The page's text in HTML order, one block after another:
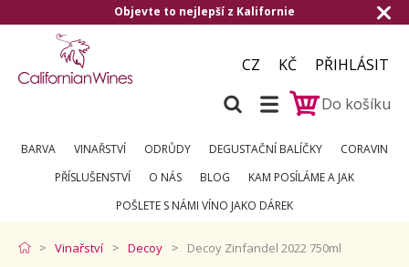
Objevte to nejlepší z Kalifornie
CZ KČ
PŘIHLÁSIT
Do košíku
BARVA VINAŘSTVÍ ODRŮDY DEGUSTAČNÍ BALÍČKY
CORAVIN
PŘÍSLUŠENSTVÍ
O NÁS BLOG
KAM POSÍLÁME A JAK
POŠLETE S NÁMI VÍNO JAKO DÁREK
Vinařství Decoy Decoy Zinfandel 2022 750ml